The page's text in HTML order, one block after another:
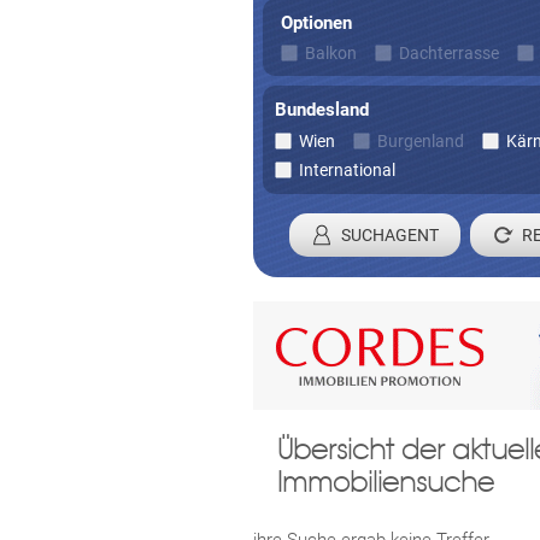
Optionen
Balkon Dachterrasse
Bundesland
Wien Burgenland
International
SUCHAGENT
Registrieren
Damit wir ihre Anfrage
Übersicht der
Immobiliensuche